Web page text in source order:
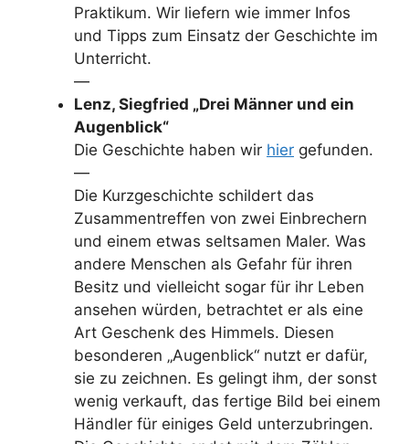
Praktikum. Wir liefern wie immer Infos
und Tipps zum Einsatz der Geschichte im
Unterricht.
—
Lenz, Siegfried „Drei Männer und ein
Augenblick“
Die Geschichte haben wir hier gefunden.
—
Die Kurzgeschichte schildert das
Zusammentreffen von zwei Einbrechern
und einem etwas seltsamen Maler. Was
andere Menschen als Gefahr für ihren
Besitz und vielleicht sogar für ihr Leben
ansehen würden, betrachtet er als eine
Art Geschenk des Himmels. Diesen
besonderen „Augenblick“ nutzt er dafür,
sie zu zeichnen. Es gelingt ihm, der sonst
wenig verkauft, das fertige Bild bei einem
Händler für einiges Geld unterzubringen.